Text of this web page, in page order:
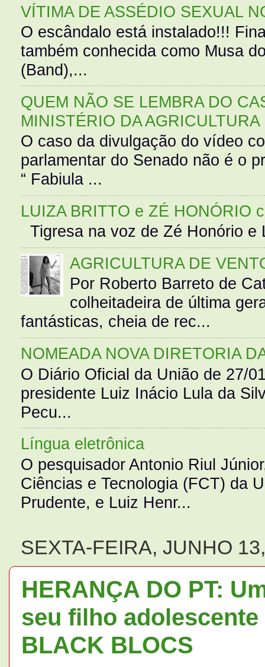
VÍTIMA DE ASSÉDIO SEXUAL
O escândalo está instalado!!!
também conhecida como Musa
(Band),...
QUEM NÃO SE LEMBRA DO
MINISTÉRIO DA AGRICULTURA
O caso da divulgação do vídeo
parlamentar do Senado não é o
“ Fabiula ...
LUIZA BRITTO e ZÉ HONÓRIO
Tigresa na voz de Zé Honório
AGRICULTURA DE
Por Roberto Barreto de
colheitadeira de última
fantásticas, cheia de rec...
NOMEADA NOVA DIRETORIA
O Diário Oficial da União de 27/
presidente Luiz Inácio Lula da
Pecu...
Língua eletrônica
O pesquisador Antonio Riul
Ciências e Tecnologia (FCT) da
Prudente, e Luiz Henr...
SEXTA-FEIRA, JUNHO
HERANÇA DO PT:
seu filho
BLACK BLOCS